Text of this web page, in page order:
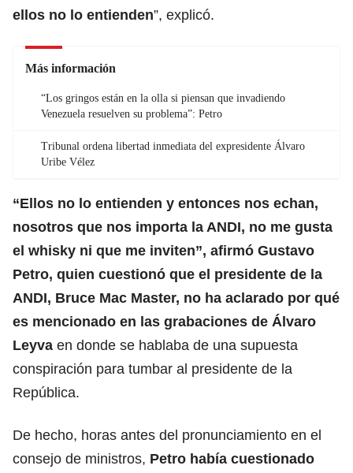
ellos no lo entienden”, explicó.
Más información
“Los gringos están en la olla si piensan que invadiendo
Venezuela resuelven su problema”: Petro
Tribunal ordena libertad inmediata del expresidente Álvaro
Uribe Vélez
“Ellos no lo entienden y entonces nos echan,
nosotros que nos importa la ANDI, no me gusta
el whisky ni que me inviten”, afirmó Gustavo
Petro, quien cuestionó que el presidente de la
ANDI, Bruce Mac Master, no ha aclarado por qué
es mencionado en las grabaciones de Álvaro
Leyva en donde se hablaba de una supuesta
conspiración para tumbar al presidente de la
República.
De hecho, horas antes del pronunciamiento en el
consejo de ministros, Petro había cuestionado